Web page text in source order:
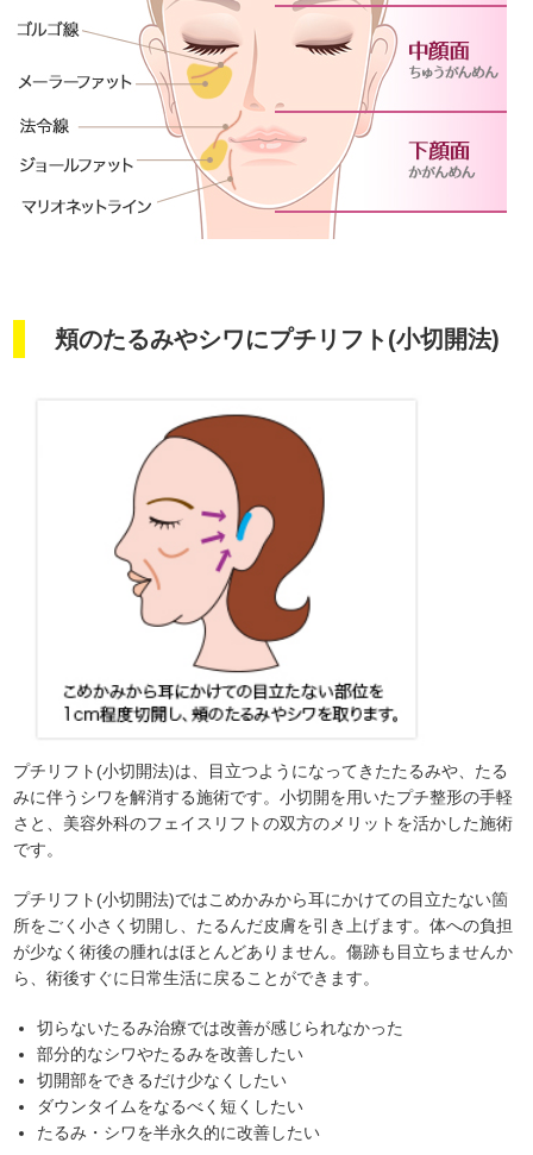
頬のたるみやシワにプチリフト(小切開法)
プチリフト(小切開法)は、目立つようになってきたたるみや、たる
みに伴うシワを解消する施術です。小切開を用いたプチ整形の手軽
さと、美容外科のフェイスリフトの双方のメリットを活かした施術
です。
プチリフト(小切開法)ではこめかみから耳にかけての目立たない箇
所をごく小さく切開し、たるんだ皮膚を引き上げます。体への負担
が少なく術後の腫れはほとんどありません。傷跡も目立ちませんか
ら、術後すぐに日常生活に戻ることができます。
切らないたるみ治療では改善が感じられなかった
部分的なシワやたるみを改善したい
切開部をできるだけ少なくしたい
ダウンタイムをなるべく短くしたい
たるみ・シワを半永久的に改善したい